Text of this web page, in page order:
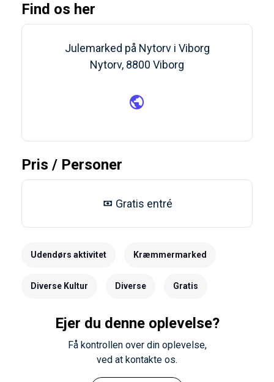
Find os her
Julemarked på Nytorv i Viborg
Nytorv, 8800 Viborg
Pris / Personer
Gratis entré
Udendørs aktivitet Kræmmermarked
Diverse Kultur Diverse Gratis
Ejer du denne oplevelse?
Få kontrollen over din oplevelse,
ved at kontakte os.